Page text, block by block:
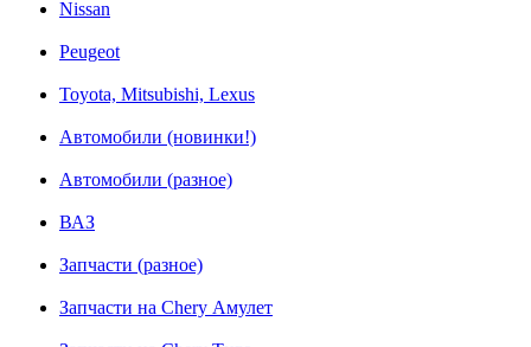
Nissan
Peugeot
Toyota, Mitsubishi, Lexus
Автомобили (новинки!)
Автомобили (разное)
ВАЗ
Запчасти (разное)
Запчасти на Chery Амулет